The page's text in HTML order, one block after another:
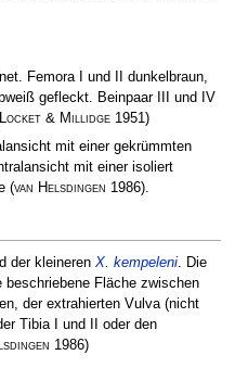
Femora I und II dunkelbraun,
gefleckt. Beinpaar III und IV
& Millidge1951)
mit einer gekrümmten
mit einer isoliert
(van Helsdingen 1986).
der kleineren X. kempeleni. Die
Fläche zwischen
der extrahierten Vulva (nicht
Tibia I und II oder den
1986)